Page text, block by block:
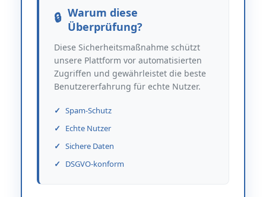
Warum diese
Überprüfung?
Diese Sicherheitsmaßnahme schützt
unsere Plattform vor automatisierten
Zugriffen und gewährleistet die beste
Benutzererfahrung für echte Nutzer.
Spam-Schutz
Echte Nutzer
Sichere Daten
DSGVO-konform